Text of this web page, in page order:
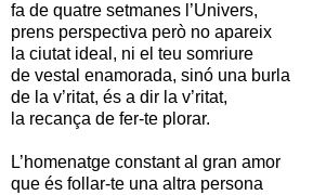
fa de quatre setmanes l’Univers,
prens perspectiva però no apareix
la ciutat ideal, ni el teu somriure
de vestal enamorada, sinó una burla
de la v’ritat, és a dir la v’ritat,
la recança de fer-te plorar.
L’homenatge constant al gran amor
que és follar-te una altra persona